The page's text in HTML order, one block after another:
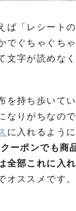
ば「レシート
でぐちゃぐち
文字が読めな
を持ち歩いて
なりがちなので
に入れるよう
クーポンでも商
全部これに入
オススメです。